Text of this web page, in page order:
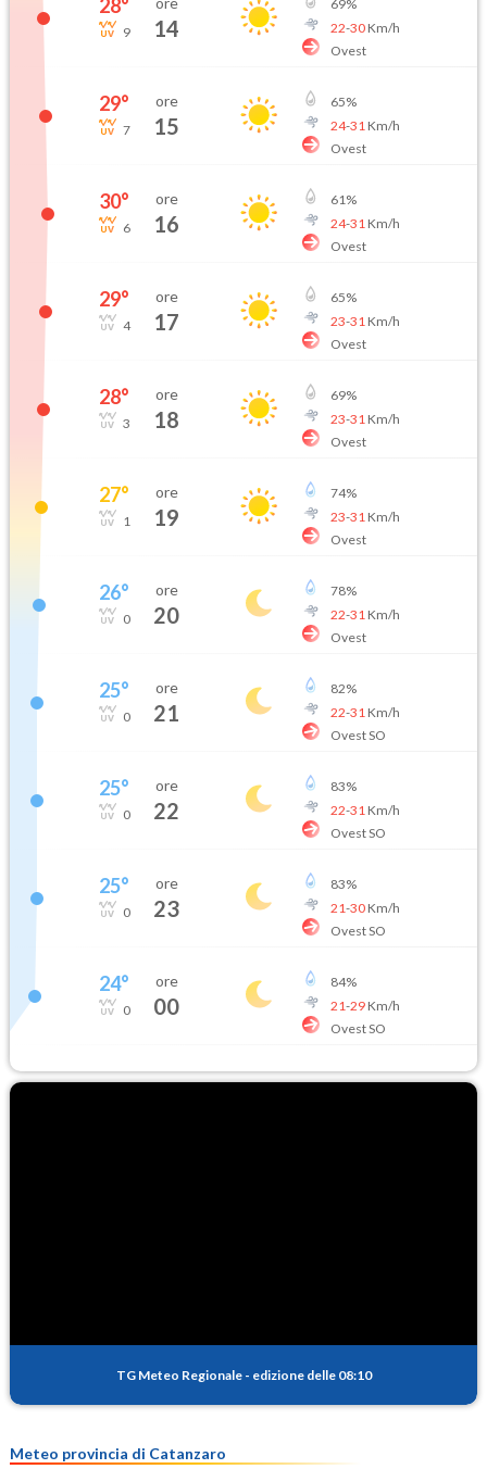
28°
9 14
69%
22-30Km/h
Ovest
29°
7
ore
15
65%
24-31 Km/h
Ovest
30°
6
ore
16
61%
24-31 Km/h
Ovest
29°
4
ore
17
65%
23-31 Km/h
Ovest
28°
3
ore
18
69%
23-31 Km/h
Ovest
27°
1
ore
19
74%
23-31 Km/h
Ovest
26°
0
ore
20
78%
22-31 Km/h
Ovest
25°
0
ore
21
82%
22-31 Km/h
Ovest SO
25°
0
ore
22
83%
22-31 Km/h
Ovest SO
25°
0
ore
23
83%
21-30Km/h
Ovest SO
24°
0
ore
00
84%
21-29Km/h
Ovest SO
TG Meteo Regionale - edizione delle 08:10
Meteo provincia di Catanzaro